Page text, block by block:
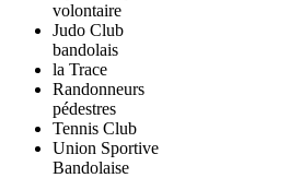
volontaire
Judo Club
bandolais
la Trace
Randonneurs
pédestres
Tennis Club
Union Sportive
Bandolaise